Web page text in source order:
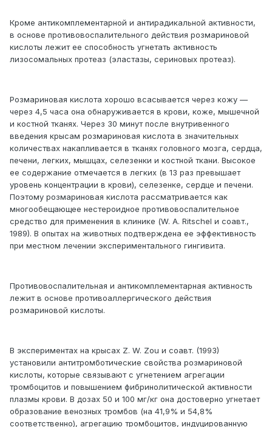
Кроме антикомплементарной и антирадикальной активности,
в основе противовоспалительного действия розмариновой
кислоты лежит ее способность угнетать активность
лизосомальных протеаз (эластазы, сериновых протеаз).
Розмариновая кислота хорошо всасывается через кожу —
через 4,5 часа она обнаруживается в крови, коже, мышечной
и костной тканях. Через 30 минут после внутривенного
введения крысам розмариновая кислота в значительных
количествах накапливается в тканях головного мозга, сердца,
печени, легких, мышцах, селезенки и костной ткани. Высокое
ее содержание отмечается в легких (в 13 раз превышает
уровень концентрации в крови), селезенке, сердце и печени.
Поэтому розмариновая кислота рассматривается как
многообещающее нестероидное противовоспалительное
средство для применения в клинике (W. A. Ritschel и соавт.,
1989). В опытах на животных подтверждена ее эффективность
при местном лечении экспериментального гингивита.
Противовоспалительная и антикомплементарная активность
лежит в основе противоаллергического действия
розмариновой кислоты.
В экспериментах на крысах Z. W. Zou и соавт. (1993)
установили антитромботические свойства розмариновой
кислоты, которые связывают с угнетением агрегации
тромбоцитов и повышением фибринолитической активности
плазмы крови. В дозах 50 и 100 мг/кг она достоверно угнетает
образование венозных тромбов (на 41,9% и 54,8%
соответственно), агрегацию тромбоцитов, индуцированную